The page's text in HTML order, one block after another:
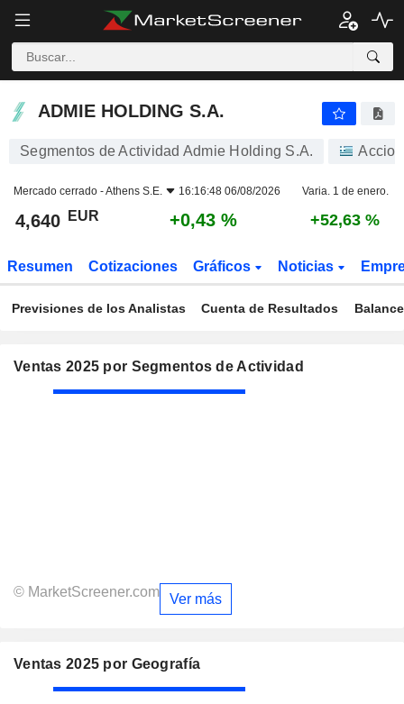
ADMIE HOLDING S.A.
ADMIE HOLDING S.A.
Segmentos de Actividad Admie Holding S.A.
Mercado cerrado -Athens S.E. 16:16:48 06/08/2026 Varia. 1 de enero.
4,640 EUR +0,43 % +52,63 %
Resumen Cotizaciones Gráficos Noticias
Previsiones de los Analistas Cuenta de Resultados Balance
Ventas 2025 por Segmentos de Actividad
© MarketScreener.com Ver más
Ventas 2025 por Geografía